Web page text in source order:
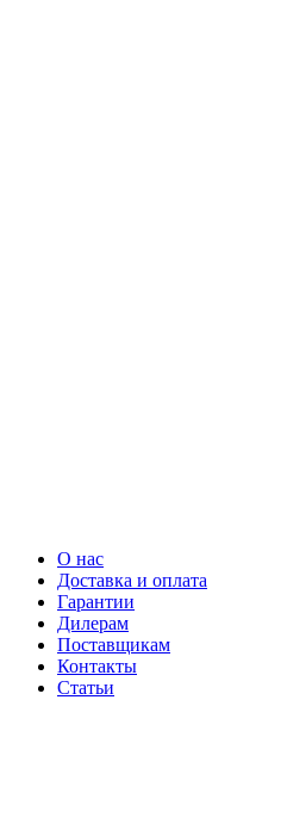
О нас
Доставка и оплата
Гарантии
Дилерам
Поставщикам
Контакты
Статьи